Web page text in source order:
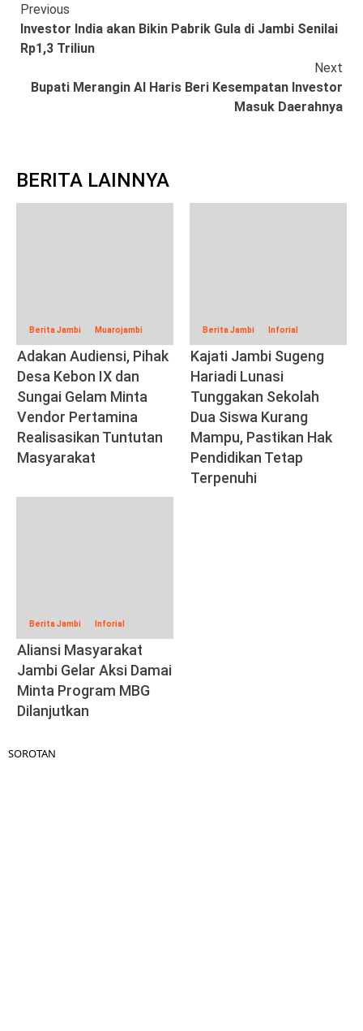
Continue
Reading
Previous
Investor India akan Bikin Pabrik Gula di Jambi Senilai
Rp1,3 Triliun
Next
Bupati Merangin Al Haris Beri Kesempatan Investor
Masuk Daerahnya
BERITA LAINNYA
Berita Jambi Muarojambi
Adakan Audiensi, Pihak
Desa Kebon IX dan
Sungai Gelam Minta
Vendor Pertamina
Realisasikan Tuntutan
Masyarakat
Berita Jambi Inforial
Kajati Jambi Sugeng
Hariadi Lunasi
Tunggakan Sekolah
Dua Siswa Kurang
Mampu, Pastikan Hak
Pendidikan Tetap
Terpenuhi
Berita Jambi Inforial
Aliansi Masyarakat
Jambi Gelar Aksi Damai
Minta Program MBG
Dilanjutkan
SOROTAN